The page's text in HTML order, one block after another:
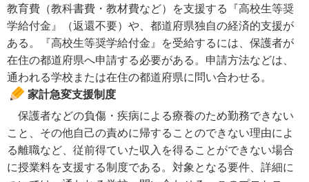
教育費（教科書費・教材費など）を支援する『高校生等奨
学給付金』（返還不要）や、都道府県独自の経済的支援が
ある。『高校生等奨学給付金』を受給するには、保護者が
在住の都道府県へ申請する必要がある。申請方法などは、
通われる学校または在住の都道府県に問い合わせる。
家計急変支援制度
保護者などの負傷・疾病による療養のため勤務できない
こと、その他自己の責めに帰することのできない理由によ
る離職など、従前得ていた収入を得ることができない場合
に授業料を支援する制度である。対象となる要件、詳細に